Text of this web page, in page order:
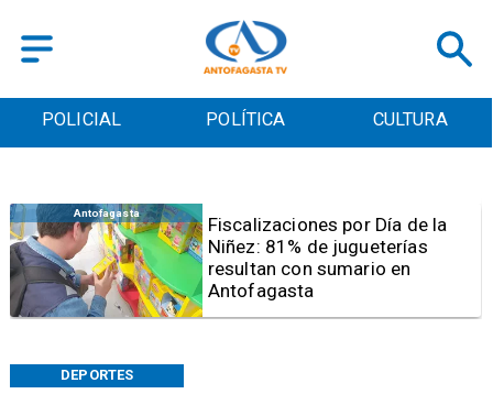
POLICIAL POLÍTICA CULTURA
DEPORTES
Antofagasta
Tribunal frena opción de pena
mixta para Karen Rojo por ahora